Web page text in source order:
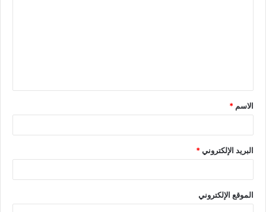
الاسم *
البريد الإلكتروني*
الموقع الإلكتروني